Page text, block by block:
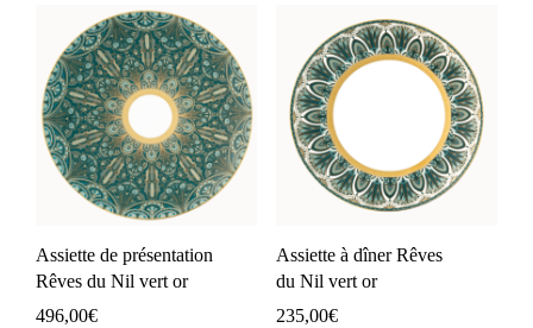
Assiette de présentation
Rêves du Nil vert or
496,00€
Assiette à dîner Rêves
du Nil vert or
235,00€